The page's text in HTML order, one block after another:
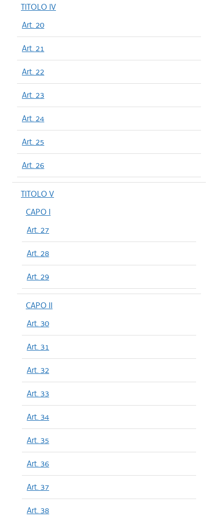
TITOLO IV
Art. 20
Art. 21
Art. 22
Art. 23
Art. 24
Art. 25
Art. 26
TITOLO V
CAPO I
Art. 27
Art. 28
Art. 29
CAPO II
Art. 30
Art. 31
Art. 32
Art. 33
Art. 34
Art. 35
Art. 36
Art. 37
Art. 38